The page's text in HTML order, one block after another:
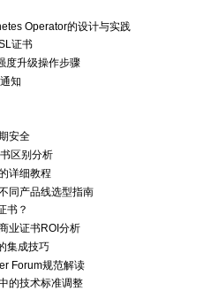
Operator的设计与实践
证书
度升级操作步骤
知
安全
区别分析
详细教程
同产品线选型指南
书？
业证书ROI分析
集成技巧
Forum规范解读
的技术标准调整